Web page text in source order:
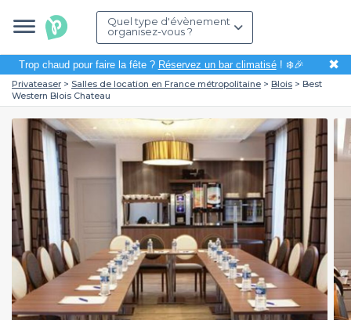
Quel type d'évènement
organisez-vous ?
Trop chaud pour faire la fête ? Réservez un bar climatisé! ❄️🎉 ✖
Privateaser Salles de location en France métropolitaine Blois
Best
Western Blois Chateau